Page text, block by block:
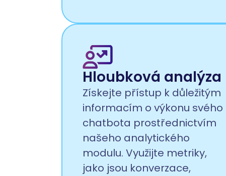
Hloubková analýza
Získejte přístup k důležitým
informacím o výkonu svého
chatbota prostřednictvím
našeho analytického
modulu. Využijte metriky,
jako jsou konverzace,